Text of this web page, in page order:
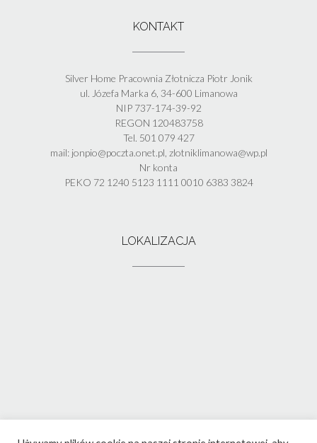
KONTAKT
Silver Home Pracownia Złotnicza Piotr Jonik
ul. Józefa Marka 6, 34-600 Limanowa
NIP 737-174-39-92
REGON 120483758
Tel. 501 079 427
mail: jonpio@poczta.onet.pl, zlotniklimanowa@wp.pl
Nr konta
PEKO 72 1240 5123 1111 0010 6383 3824
LOKALIZACJA